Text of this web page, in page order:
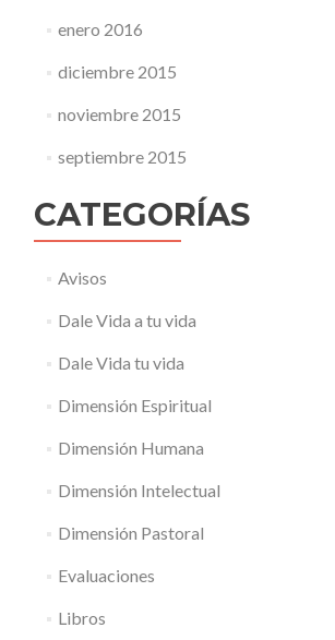
enero 2016
diciembre 2015
noviembre 2015
septiembre 2015
CATEGORÍAS
Avisos
Dale Vida a tu vida
Dale Vida tu vida
Dimensión Espiritual
Dimensión Humana
Dimensión Intelectual
Dimensión Pastoral
Evaluaciones
Libros